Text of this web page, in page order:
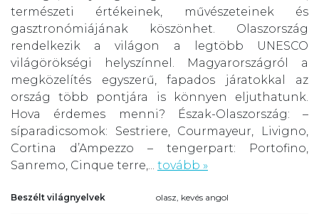
természeti értékeinek, művészeteinek és
gasztronómiájának köszönhet. Olaszország
rendelkezik a világon a legtöbb UNESCO
világörökségi helyszínnel. Magyarországról a
megközelítés egyszerű, fapados járatokkal az
ország több pontjára is könnyen eljuthatunk.
Hova érdemes menni? Észak-Olaszország: –
síparadicsomok: Sestriere, Courmayeur, Livigno,
Cortina d’Ampezzo – tengerpart: Portofino,
Sanremo, Cinque terre,... tovább »
Beszélt világnyelvek olasz, kevés angol